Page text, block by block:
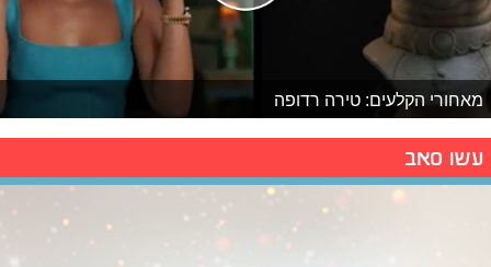
מאחורי הקלעים: טירה רדופה
עשו סאב